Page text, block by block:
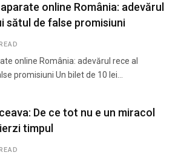
online România: adevărul
sătul de false promisiuni
online România: adevărul rece al
promisiuni Un bilet de 10 lei…
De ce tot nu e un miracol
timpul